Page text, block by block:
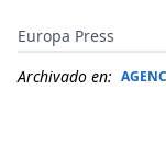
Europa Press
Archivado en: